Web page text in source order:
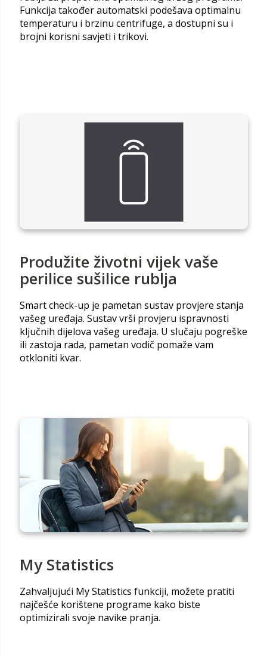
Funkcija također automatski podešava optimalnu
temperaturu i brzinu centrifuge, a dostupni su i
brojni korisni savjeti i trikovi.
Produžite životni vijek vaše
perilice sušilice rublja
Smart check-up je pametan sustav provjere stanja
vašeg uređaja. Sustav vrši provjeru ispravnosti
ključnih dijelova vašeg uređaja. U slučaju pogreške
ili zastoja rada, pametan vodič pomaže vam
otkloniti kvar.
My Statistics
Zahvaljujući My Statistics funkciji, možete pratiti
najčešće korištene programe kako biste
optimizirali svoje navike pranja.